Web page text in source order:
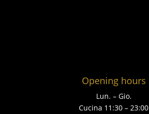
Opening hours
Lun. – Gio.
Cucina 11:30 – 23:00